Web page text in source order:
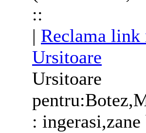
::
| Reclama
Ursitoare
Ursitoare
: